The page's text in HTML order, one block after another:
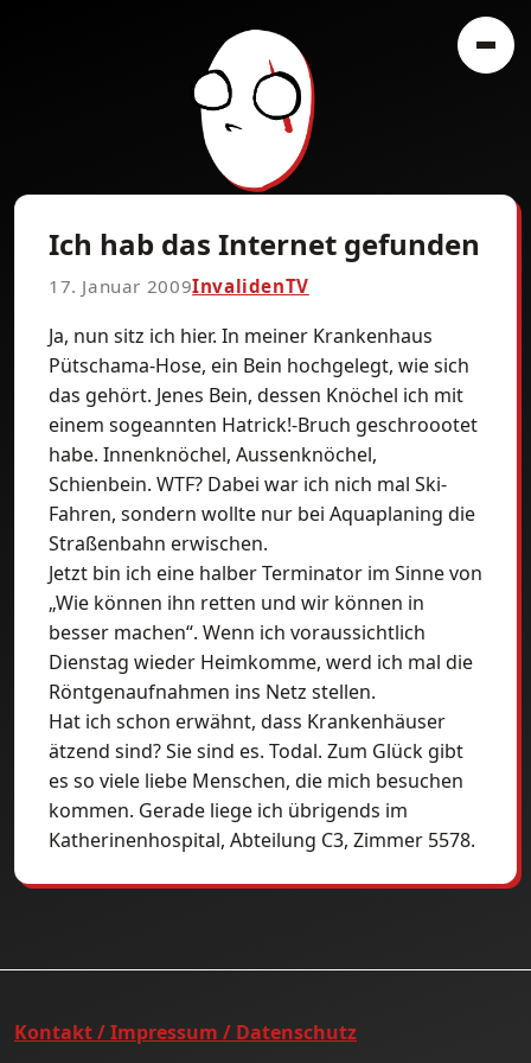
Ich hab das Internet gefunden
17. Januar 2009InvalidenTV
Ja, nun sitz ich hier. In meiner Krankenhaus
Pütschama-Hose, ein Bein hochgelegt, wie sich
das gehört. Jenes Bein, dessen Knöchel ich mit
einem sogeannten Hatrick!-Bruch geschroootet
habe. Innenknöchel, Aussenknöchel,
Schienbein. WTF? Dabei war ich nich mal Ski-
Fahren, sondern wollte nur bei Aquaplaning die
Straßenbahn erwischen.
Jetzt bin ich eine halber Terminator im Sinne von
„Wie können ihn retten und wir können in
besser machen“. Wenn ich voraussichtlich
Dienstag wieder Heimkomme, werd ich mal die
Röntgenaufnahmen ins Netz stellen.
Hat ich schon erwähnt, dass Krankenhäuser
ätzend sind? Sie sind es. Todal. Zum Glück gibt
es so viele liebe Menschen, die mich besuchen
kommen. Gerade liege ich übrigends im
Katherinenhospital, Abteilung C3, Zimmer 5578.
Kontakt / Impressum / Datenschutz